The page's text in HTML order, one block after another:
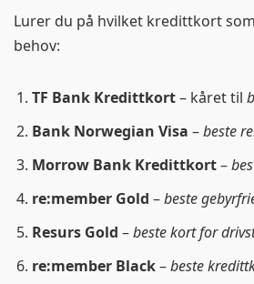
Lurer du på hvilket kredittkort
behov:
TF Bank Kredittkort– kåret til
Bank Norwegian Visa –beste
Morrow Bank Kredittkort–
re:member Gold –beste
Resurs Gold –beste kort for
re:member Black–beste